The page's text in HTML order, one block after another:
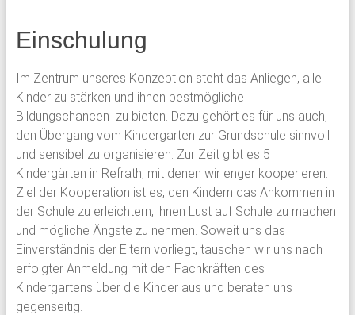
Einschulung
Im Zentrum unseres Konzeption steht das Anliegen, alle
Kinder zu stärken und ihnen bestmögliche
Bildungschancen zu bieten. Dazu gehört es für uns auch,
den Übergang vom Kindergarten zur Grundschule sinnvoll
und sensibel zu organisieren. Zur Zeit gibt es 5
Kindergärten in Refrath, mit denen wir enger kooperieren.
Ziel der Kooperation ist es, den Kindern das Ankommen in
der Schule zu erleichtern, ihnen Lust auf Schule zu machen
und mögliche Ängste zu nehmen. Soweit uns das
Einverständnis der Eltern vorliegt, tauschen wir uns nach
erfolgter Anmeldung mit den Fachkräften des
Kindergartens über die Kinder aus und beraten uns
gegenseitig.